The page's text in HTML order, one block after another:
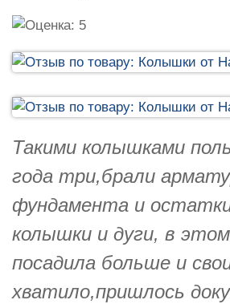
Такими колышками
года три,брали
фундамента и
колышки и дуги, в
посадила больше и
хватило,пришлось